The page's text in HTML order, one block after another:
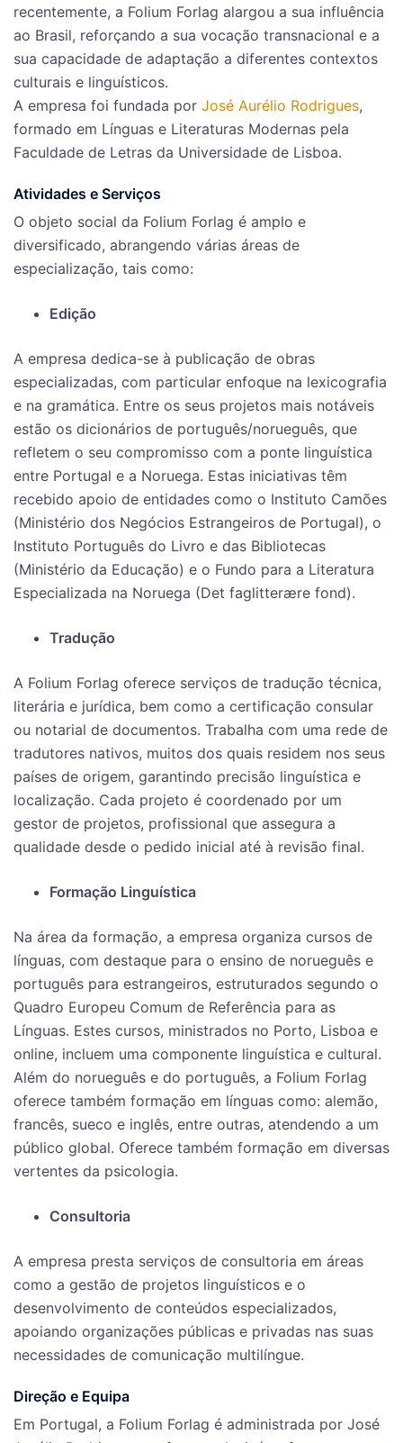
recentemente, a Folium Forlag alargou a sua influência
ao Brasil, reforçando a sua vocação transnacional e a
sua capacidade de adaptação a diferentes contextos
culturais e linguísticos.
A empresa foi fundada por José Aurélio Rodrigues,
formado em Línguas e Literaturas Modernas pela
Faculdade de Letras da Universidade de Lisboa.
Atividades e Serviços
O objeto social da Folium Forlag é amplo e
diversificado, abrangendo várias áreas de
especialização, tais como:
Edição
A empresa dedica-se à publicação de obras
especializadas, com particular enfoque na lexicografia
e na gramática. Entre os seus projetos mais notáveis
estão os dicionários de português/norueguês, que
refletem o seu compromisso com a ponte linguística
entre Portugal e a Noruega. Estas iniciativas têm
recebido apoio de entidades como o Instituto Camões
(Ministério dos Negócios Estrangeiros de Portugal), o
Instituto Português do Livro e das Bibliotecas
(Ministério da Educação) e o Fundo para a Literatura
Especializada na Noruega (Det faglitterære fond).
Tradução
A Folium Forlag oferece serviços de tradução técnica,
literária e jurídica, bem como a certificação consular
ou notarial de documentos. Trabalha com uma rede de
tradutores nativos, muitos dos quais residem nos seus
países de origem, garantindo precisão linguística e
localização. Cada projeto é coordenado por um
gestor de projetos, profissional que assegura a
qualidade desde o pedido inicial até à revisão final.
Formação Linguística
Na área da formação, a empresa organiza cursos de
línguas, com destaque para o ensino de norueguês e
português para estrangeiros, estruturados segundo o
Quadro Europeu Comum de Referência para as
Línguas. Estes cursos, ministrados no Porto, Lisboa e
online, incluem uma componente linguística e cultural.
Além do norueguês e do português, a Folium Forlag
oferece também formação em línguas como: alemão,
francês, sueco e inglês, entre outras, atendendo a um
público global. Oferece também formação em diversas
vertentes da psicologia.
Consultoria
A empresa presta serviços de consultoria em áreas
como a gestão de projetos linguísticos e o
desenvolvimento de conteúdos especializados,
apoiando organizações públicas e privadas nas suas
necessidades de comunicação multilíngue.
Direção e Equipa
Em Portugal, a Folium Forlag é administrada por José